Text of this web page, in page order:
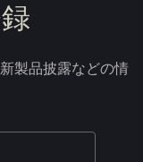
製品披露などの情